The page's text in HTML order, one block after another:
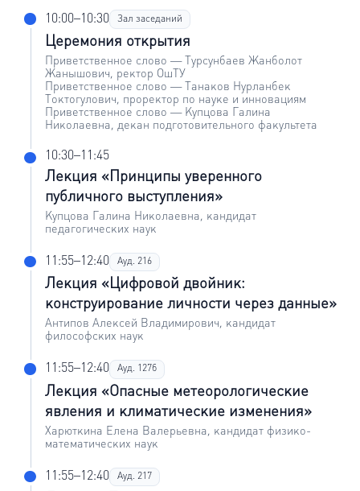
10:00–10:30 Зал заседаний
Церемония открытия
Приветственное слово — Турсунбаев Жанболот
Жанышович, ректор ОшТУ
Приветственное слово — Танаков Нурланбек
Токтогулович, проректор по науке и инновациям
Приветственное слово — Купцова Галина
Николаевна, декан подготовительного факультета
10:30–11:45
Лекция «Принципы уверенного
публичного выступления»
Купцова Галина Николаевна, кандидат
педагогических наук
11:55–12:40 Ауд. 216
Лекция «Цифровой двойник:
конструирование личности через данные»
Антипов Алексей Владимирович, кандидат
философских наук
11:55–12:40 Ауд. 127б
Лекция «Опасные метеорологические
явления и климатические изменения»
Харюткина Елена Валерьевна, кандидат физико-
математических наук
11:55–12:40 Ауд. 217